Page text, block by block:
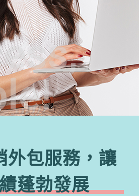
外包服務，讓
蓬勃發展